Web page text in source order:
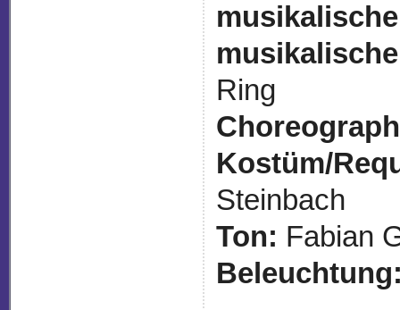
Ring
Kostüm/
Steinbach
Ton: Fabian